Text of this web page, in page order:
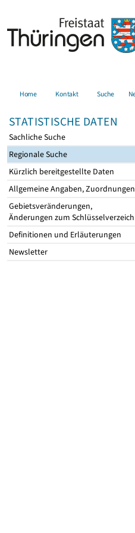
Home Kontakt Suche
STATISTISCHE DATEN
Sachliche Suche
Regionale Suche
Kürzlich bereitgestellte Daten
Allgemeine Angaben, Zuordnungen
Gebietsveränderungen,
Änderungen zum
Definitionen und Erläuterungen
Newsletter